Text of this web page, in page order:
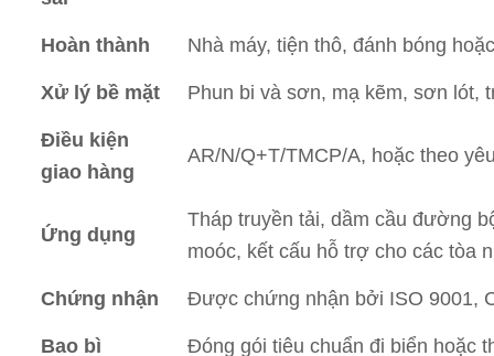
Hoàn thành Nhà máy, tiện thô, đánh bóng
Xử lý bề mặt Phun bi và sơn, mạ kẽm, sơn lót,
Điều kiện
giao hàng
AR/N/Q+T/TMCP/A, hoặc theo
Ứng dụng
Tháp truyền tải, dầm cầu đường
moóc, kết cấu hỗ trợ cho các tòa
Chứng nhận Được chứng nhận bởi ISO 9001,
Bao bì Đóng gói tiêu chuẩn đi biển hoặc